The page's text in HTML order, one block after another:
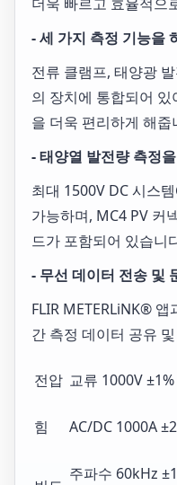
- 세 가지 측정 기능을
전류 클램프, 태양광
의 장치에 통합되어
을 더욱 편리하게 해줍
- 태양열 발전량 측정
최대 1500V DC 시스
가능하며, MC4 PV 커
드가 포함되어 있습니
- 무선 데이터 전송 및
FLIR METERLiNK®
간 측정 데이터 공유
전압 교류 1000V
힘 AC/DC 1000A
주파수 60kHz